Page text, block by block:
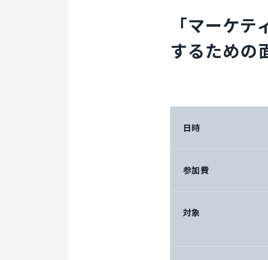
「マーケ
するための
日時
参加費
対象